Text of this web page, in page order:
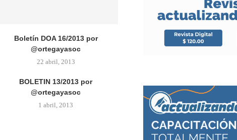
Boletín DOA 16/2013 por
@ortegayasoc
22 abril, 2013
BOLETIN 13/2013 por
@ortegayasoc
1 abril, 2013